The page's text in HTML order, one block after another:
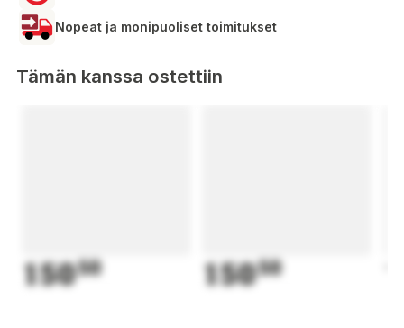
Nopeat ja monipuoliset toimitukset
Tämän kanssa ostettiin
15050 15050